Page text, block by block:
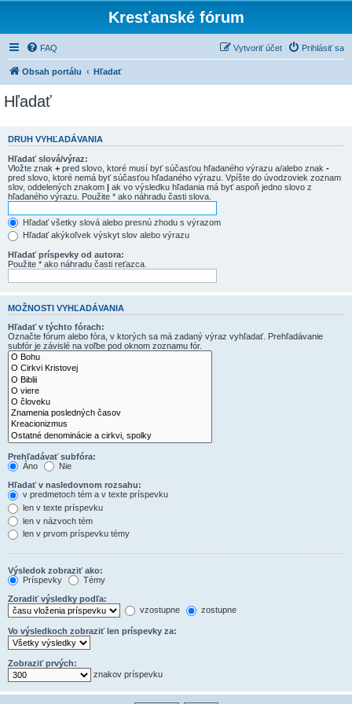
Kresťanské fórum
FAQ Prihlásiť sa
Vytvoriť účet
Obsah portálu Hľadať
Hľadať
DRUH VYHĽADÁVANIA
Hľadať slová/výraz:
Vložte znak + pred slovo, ktoré musí byť súčasťou hľadaného výrazu a/alebo znak -
pred slovo, ktoré nemá byť súčasťou hľadaného výrazu. Vpíšte do úvodzoviek zoznam
slov, oddelených znakom | ak vo výsledku hľadania má byť aspoň jedno slovo z
hľadaného výrazu. Použite * ako náhradu časti slova.
Hľadať všetky slová alebo presnú zhodu s výrazom
Hľadať akýkoľvek výskyt slov alebo výrazu
Hľadať príspevky od autora:
Použite * ako náhradu časti reťazca.
MOŽNOSTI VYHĽADÁVANIA
Hľadať v týchto fórach:
Označte fórum alebo fóra, v ktorých sa má zadaný výraz vyhľadať. Prehľadávanie
subfór je závislé na voľbe pod oknom zoznamu fór.
Prehľadávať subfóra:
Áno
Nie
Hľadať v nasledovnom rozsahu:
v predmetoch tém a v texte príspevku
len v texte príspevku
len v názvoch tém
len v prvom príspevku témy
Výsledok zobraziť ako:
Príspevky
Témy
Zoradiť výsledky podľa:
vzostupne
zostupne
Vo výsledkoch zobraziť len príspevky za:
Zobraziť prvých:
znakov príspevku